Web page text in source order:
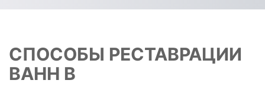
СПОСОБЫ РЕСТАВРАЦИИ
ВАНН В